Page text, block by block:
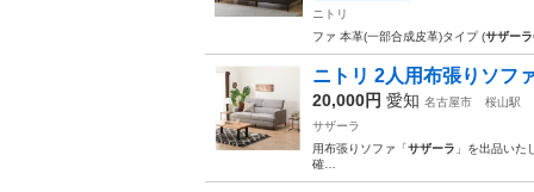
ニトリ
ファ 本革(一部合成皮革)タイプ (サザーラ
ニトリ 2人用布張りソフ
20,000円 愛知 名古屋市
桜山駅
サザーラ
用布張りソファ「サザーラ 」を出品い
確…